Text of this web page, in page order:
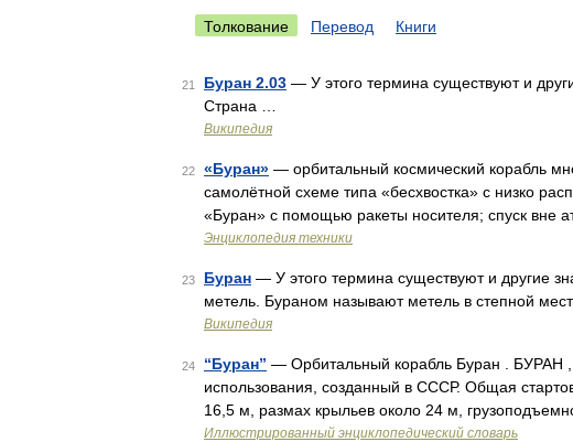
Толкование Перевод Книги
21 Буран 2.03 — У этого термина существуют и
Страна …
Википедия
22 «Буран» — орбитальный космический корабль
самолётной схеме типа «бесхвостка» с низко
«Буран» с помощью ракеты носителя; спуск вне
Энциклопедия техники
23 Буран — У этого термина существуют и другие
метель. Бураном называют метель в степной
Википедия
24 “Буран” — Орбитальный корабль Буран . БУРАН ,
использования, созданный в СССР. Общая
16,5 м, размах крыльев около 24 м,
Иллюстрированный энциклопедический словарь